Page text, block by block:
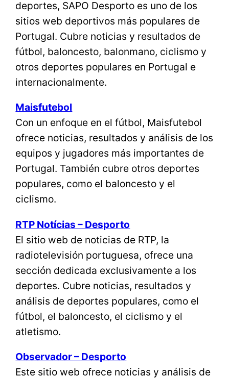
deportes, SAPO Desporto es uno de los
sitios web deportivos más populares de
Portugal. Cubre noticias y resultados de
fútbol, ​​baloncesto, balonmano, ciclismo y
otros deportes populares en Portugal e
internacionalmente.
Maisfutebol
Con un enfoque en el fútbol, ​​Maisfutebol
ofrece noticias, resultados y análisis de los
equipos y jugadores más importantes de
Portugal. También cubre otros deportes
populares, como el baloncesto y el
ciclismo.
RTP Notícias – Desporto
El sitio web de noticias de RTP, la
radiotelevisión portuguesa, ofrece una
sección dedicada exclusivamente a los
deportes. Cubre noticias, resultados y
análisis de deportes populares, como el
fútbol, el baloncesto, el ciclismo y el
atletismo.
Observador – Desporto
Este sitio web ofrece noticias y análisis de